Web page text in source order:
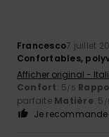
Francesco7 juillet
Confortables,
Afficher original -
Confort: 5/5
parfaite Matière: 5 /
Je